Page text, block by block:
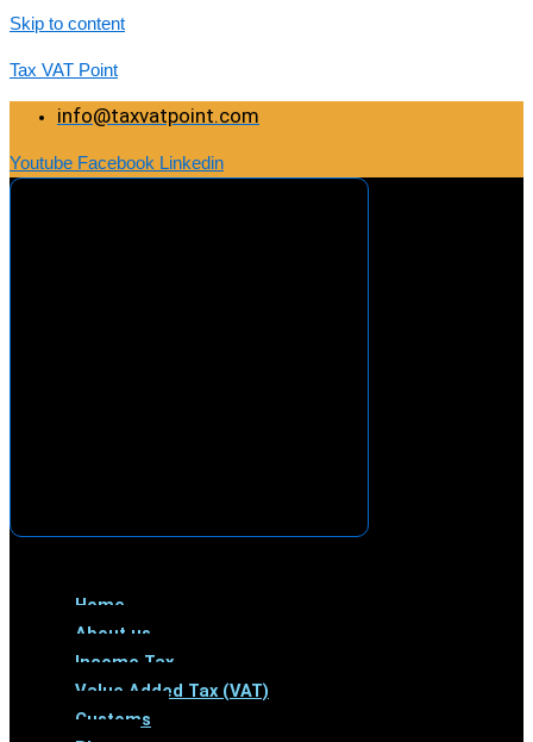
Skip to content
Tax VAT Point
info@taxvatpoint.com
Youtube Facebook Linkedin
Home
About us
Income Tax
Value Added Tax (VAT)
Customs